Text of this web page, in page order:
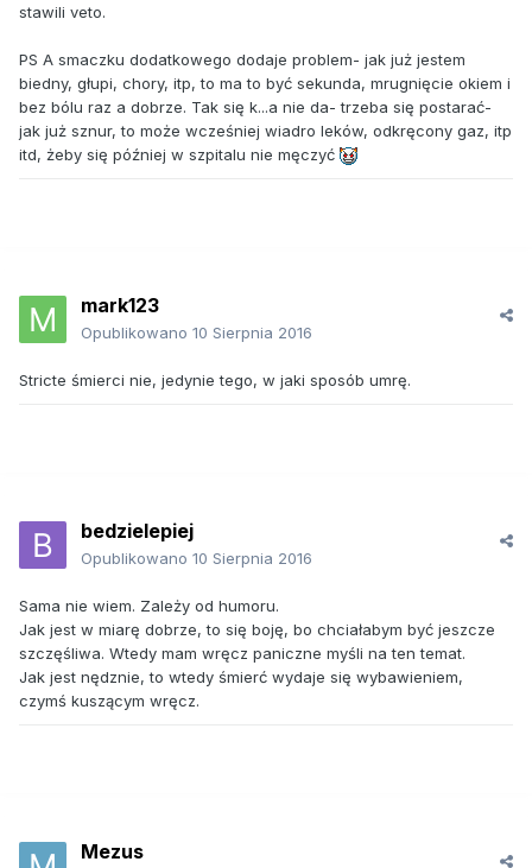
stawili veto.
PS A smaczku dodatkowego dodaje problem- jak już jestem
biedny, głupi, chory, itp, to ma to być sekunda, mrugnięcie okiem i
bez bólu raz a dobrze. Tak się k...a nie da- trzeba się postarać-
jak już sznur, to może wcześniej wiadro leków, odkręcony gaz, itp
itd, żeby się później w szpitalu nie męczyć
mark123
Opublikowano 10 Sierpnia 2016
Stricte śmierci nie, jedynie tego, w jaki sposób umrę.
bedzielepiej
Opublikowano 10 Sierpnia 2016
Sama nie wiem. Zależy od humoru.
Jak jest w miarę dobrze, to się boję, bo chciałabym być jeszcze
szczęśliwa. Wtedy mam wręcz paniczne myśli na ten temat.
Jak jest nędznie, to wtedy śmierć wydaje się wybawieniem,
czymś kuszącym wręcz.
Mezus